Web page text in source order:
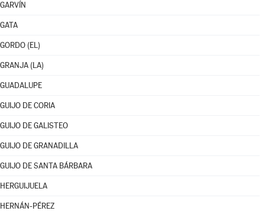
GARVÍN
GATA
GORDO (EL)
GRANJA (LA)
GUADALUPE
GUIJO DE CORIA
GUIJO DE GALISTEO
GUIJO DE GRANADILLA
GUIJO DE SANTA BÁRBARA
HERGUIJUELA
HERNÁN-PÉREZ